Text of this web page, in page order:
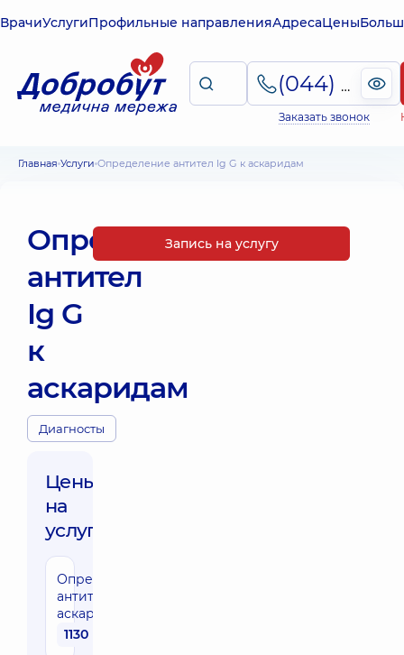
ВрачиУслугиПрофильные направленияАдресаЦены
(044) 495-2-888
Заказать звонок
Главная Услуги Определение антител Ig G к аскаридам
Определение
антител
Ig G
к
аскаридам
Диагносты
Цены
на
услуги:
Определение
антител Ig G к
аскаридам
1130 грн
Запись на услугу